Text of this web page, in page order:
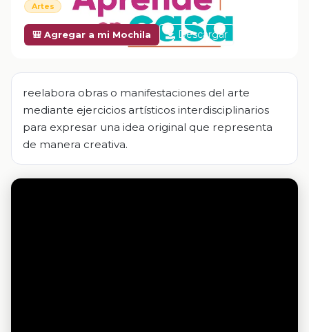
Artes
🎒 Agregar a mi Mochila Descargar
reelabora obras o manifestaciones del arte
mediante ejercicios artísticos interdisciplinarios
para expresar una idea original que representa
de manera creativa.